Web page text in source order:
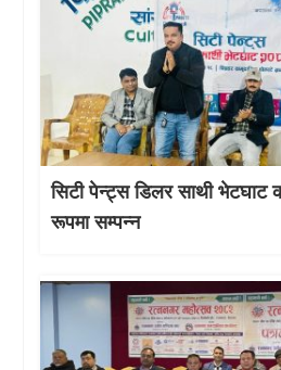
सिटी पेन्ट्स डिलर साथी भेटघाट
रूपमा सम्पन्न